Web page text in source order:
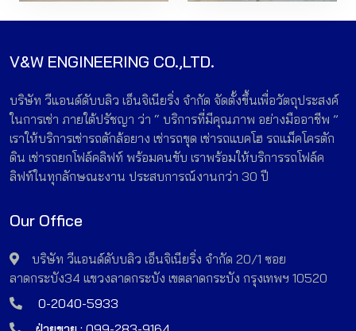
V&W ENGINEERING CO.,LTD.
บริษัท วีแอนด์ดับบลิว เอ็นจิเนียริ่ง จำกัด จัดตั้งขึ้นเพื่อวัตถุประสงค์
ในการเช่า ภายใต้ปรัชญา ว่า “ บริการที่มีคุณภาพ อย่างมืออาชีพ ”
เราให้บริการเช่ารถตักล้อยาง เช่ารถขุด เช่ารถแบคโฮ รถแม็คโครตัก
ดิน เช่ารถยกโฟล์คลิฟท์ พร้อมคนขับ เราพร้อมให้บริการรถโฟล์ค
ลิฟท์ในทุกลักษณะงาน ประสบการณ์งานกว่า 30 ปี
Our Office
บริษัท วีแอนด์ดับบลิว เอ็นจิเนียริ่ง จำกัด 20/1 ซอย
ลาดกระบัง34 แขวงลาดกระบัง เขตลาดกระบัง กรุงเทพฯ 10520
0-2040-5933